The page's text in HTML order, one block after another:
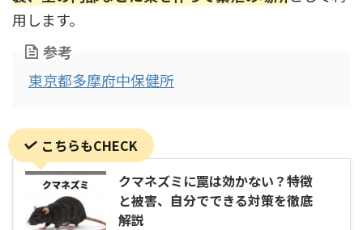
用します。
参考
東京都多摩府中保健所
こちらもCHECK
クマネズミに罠は効かない？特徴
と被害、自分でできる対策を徹底
解説